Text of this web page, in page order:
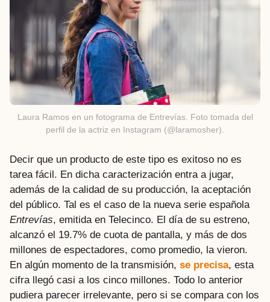
Laura Ramos en un fotograma de Entrevías. Foto tomada del
perfil de la actriz en Instagram (@laramosher).
Decir que un producto de este tipo es exitoso no es
tarea fácil. En dicha caracterización entra a jugar,
además de la calidad de su producción, la aceptación
del público. Tal es el caso de la nueva serie española
Entrevías, emitida en Telecinco. El día de su estreno,
alcanzó el 19.7% de cuota de pantalla, y más de dos
millones de espectadores, como promedio, la vieron.
En algún momento de la transmisión, se precisa, esta
cifra llegó casi a los cinco millones. Todo lo anterior
pudiera parecer irrelevante, pero si se compara con los